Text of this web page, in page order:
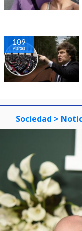
109
visitas
Sociedad >